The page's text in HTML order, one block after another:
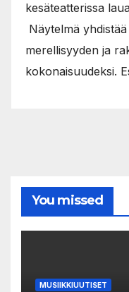
kesäteatterissa
Näytelmä
merellisyyden ja
kokonaisuudeksi.
You missed
MUSIIKKIUUTISET